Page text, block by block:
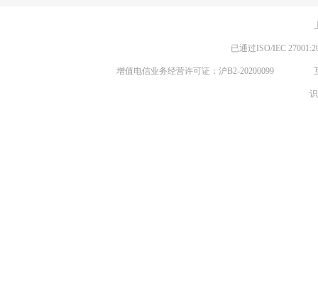
已通过ISO/IEC
增值电信业务经营许可证：沪B2-20200099